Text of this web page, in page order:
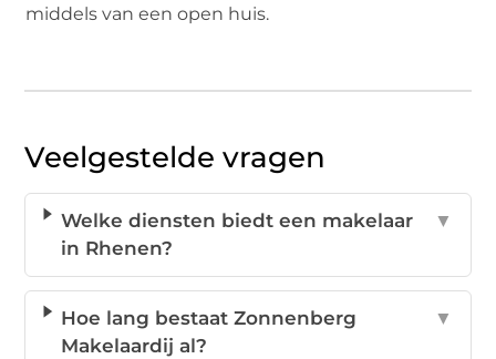
middels van een open huis.
Veelgestelde vragen
Welke diensten biedt een makelaar
in Rhenen?
▼
Hoe lang bestaat Zonnenberg
Makelaardij al?
▼